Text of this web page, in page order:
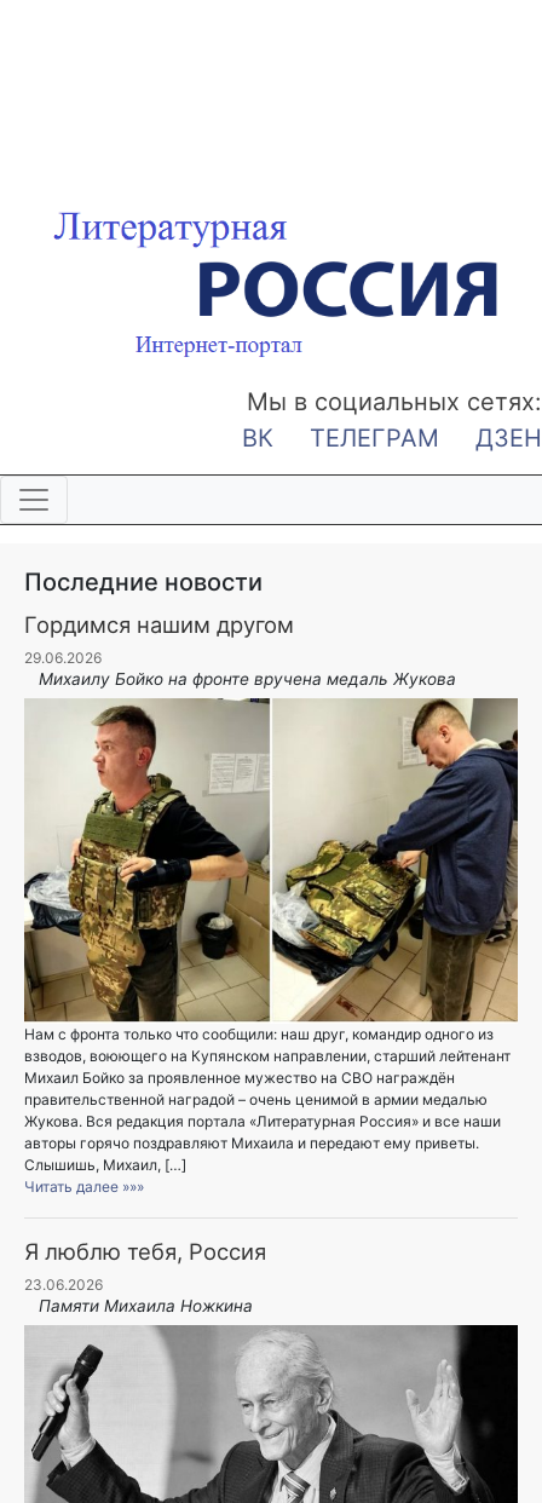
Мы в социальных сетях:
ВК
ТЕЛЕГРАМ ДЗЕН
Последние новости
Гордимся нашим другом
29.06.2026
Михаилу Бойко на фронте вручена медаль Жукова
Нам с фронта только что сообщили: наш друг, командир одного из
взводов, воюющего на Купянском направлении, старший лейтенант
Михаил Бойко за проявленное мужество на СВО награждён
правительственной наградой – очень ценимой в армии медалью
Жукова. Вся редакция портала «Литературная Россия» и все наши
авторы горячо поздравляют Михаила и передают ему приветы.
Слышишь, Михаил, […]
Читать далее »»»
Я люблю тебя, Россия
23.06.2026
Памяти Михаила Ножкина